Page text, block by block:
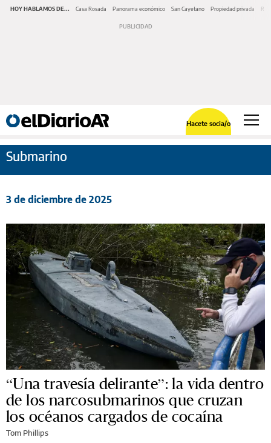
HOY HABLAMOS DE... Casa Rosada Panorama económico San Cayetano Propiedad privada
Hacete socia/o
Submarino
3 de diciembre de 2025
“Una travesía delirante”: la vida dentro
de los narcosubmarinos que cruzan
los océanos cargados de cocaína
Tom Phillips